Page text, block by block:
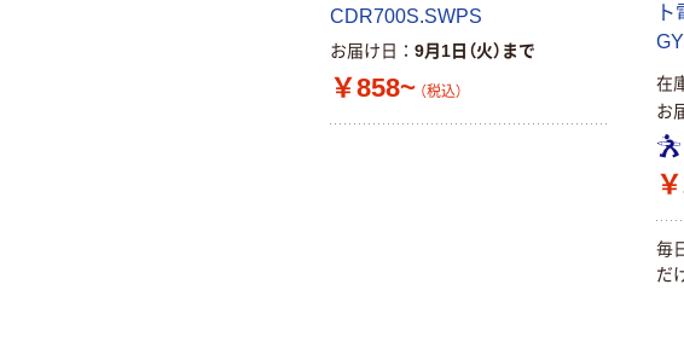
CDR700S.SWPS
お届け日 9月1日（火）まで
￥858~ （税込） 在
お
毎
だ